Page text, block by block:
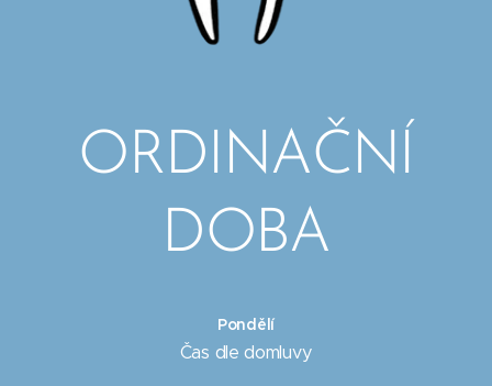
ORDINAČNÍ
DOBA
Pondělí
Čas dle domluvy